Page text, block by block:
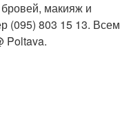
макияж и
(095) 803 15 13. Всем
Poltava.